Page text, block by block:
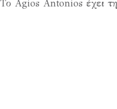
Το Agios Antonios έχει